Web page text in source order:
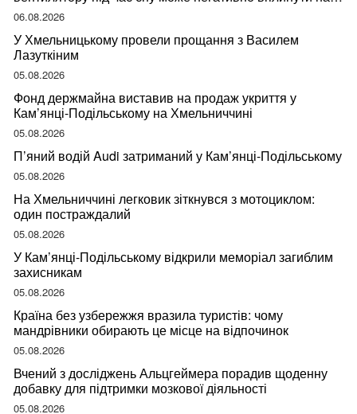
ваше здоров’я
06.08.2026
У Хмельницькому провели прощання з Василем
Лазуткіним
05.08.2026
Фонд держмайна виставив на продаж укриття у
Кам’янці-Подільському на Хмельниччині
05.08.2026
П’яний водій Audi затриманий у Кам’янці-Подільському
05.08.2026
На Хмельниччині легковик зіткнувся з мотоциклом:
один постраждалий
05.08.2026
У Кам’янці-Подільському відкрили меморіал загиблим
захисникам
05.08.2026
Країна без узбережжя вразила туристів: чому
мандрівники обирають це місце на відпочинок
05.08.2026
Вчений з досліджень Альцгеймера порадив щоденну
добавку для підтримки мозкової діяльності
05.08.2026